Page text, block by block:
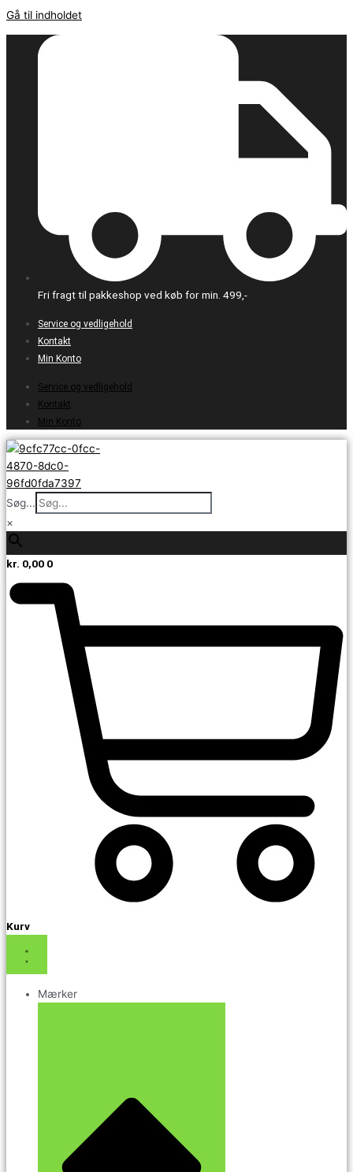
Gå til indholdet
Fri fragt til pakkeshop ved køb for min. 499,-
Service og vedligehold
Kontakt
Min Konto
Service og vedligehold
Kontakt
Min Konto
Søg...
×
kr. 0,00 0
Kurv
Mærker